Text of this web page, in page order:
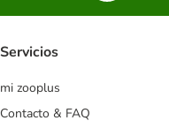
Servicios
mi zooplus
Contacto & FAQ